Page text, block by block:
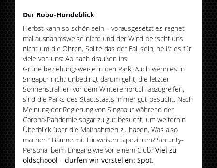
Der Robo-Hundeblick
Herbst kann so schön sein – vorausgesetzt es regnet
mal ausnahmsweise nicht und der Wind peitscht uns
nicht um die Ohren. Sollte das der Fall sein, heißt es für
viele von uns: Ab nach draußen ins
Grüne beziehungsweise in den Park! Auch wenn es in
Singapur nicht unbedingt darum geht, die letzten
Sonnenstrahlen vor dem Wintereinbruch abzugreifen,
sind die Parks des Stadtstaats immer gut besucht. Nach
Meinung der Regierung von Singapur während der
Corona-Pandemie sogar zu gut besucht, um weiterhin
Überblick über die Maßnahmen zu haben. Was also
machen? Bäume mit Hinweisen tapezieren? Security-
Personal beim Eingang wie vor einem Club?Viel zu
oldschoool – dürfen wir vorstellen: Spot.